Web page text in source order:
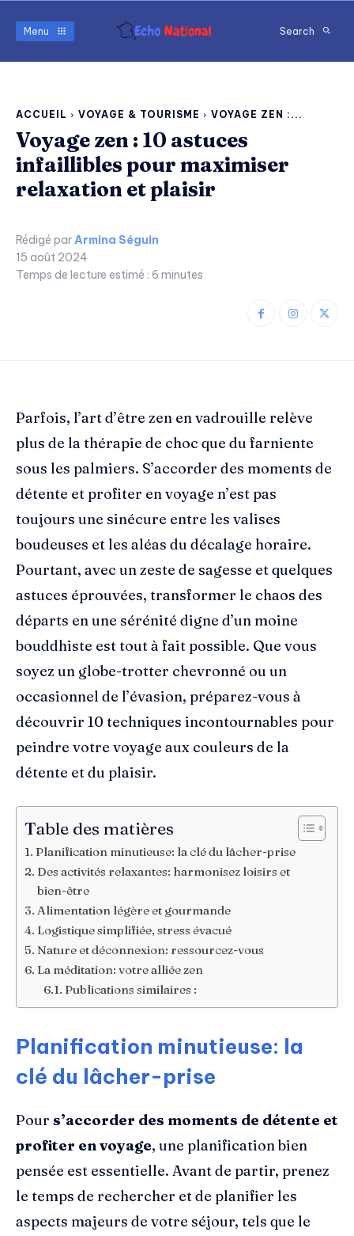
Menu Search
ACCUEIL VOYAGE & TOURISME VOYAGE ZEN :...
Voyage zen : 10 astuces
infaillibles pour maximiser
relaxation et plaisir
Rédigé parArmina Séguin
15 août 2024
Temps de lecture estimé : 6 minutes
Parfois, l’art d’être zen en vadrouille relève
plus de la thérapie de choc que du farniente
sous les palmiers. S’accorder des moments de
détente et profiter en voyage n’est pas
toujours une sinécure entre les valises
boudeuses et les aléas du décalage horaire.
Pourtant, avec un zeste de sagesse et quelques
astuces éprouvées, transformer le chaos des
départs en une sérénité digne d’un moine
bouddhiste est tout à fait possible. Que vous
soyez un globe-trotter chevronné ou un
occasionnel de l’évasion, préparez-vous à
découvrir 10 techniques incontournables pour
peindre votre voyage aux couleurs de la
détente et du plaisir.
Table des matières
Planification minutieuse: la clé du lâcher-prise
Des activités relaxantes: harmonisez loisirs et
bien-être
Alimentation légère et gourmande
Logistique simplifiée, stress évacué
Nature et déconnexion: ressourcez-vous
La méditation: votre alliée zen
Publications similaires :
Planification minutieuse: la
clé du lâcher-prise
Pour s’accorder des moments de détente et
profiter en voyage, une planification bien
pensée est essentielle. Avant de partir, prenez
le temps de rechercher et de planifier les
aspects majeurs de votre séjour, tels que le